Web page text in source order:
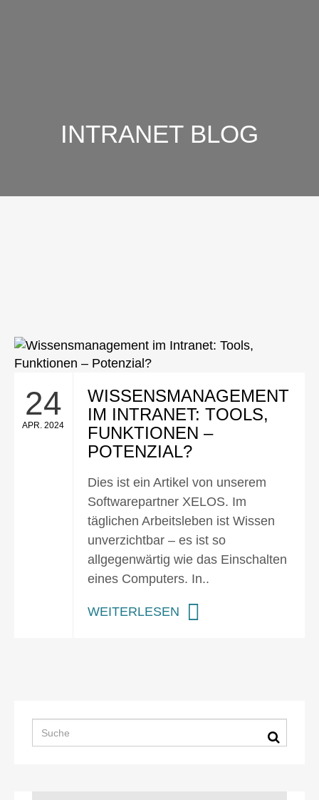
INTRANET BLOG
24
APR. 2024
WISSENSMANAGEMENT
IM INTRANET: TOOLS,
FUNKTIONEN –
POTENZIAL?
Dies ist ein Artikel von unserem
Softwarepartner XELOS. Im
täglichen Arbeitsleben ist Wissen
unverzichtbar – es ist so
allgegenwärtig wie das Einschalten
eines Computers. In..
WEITERLESEN